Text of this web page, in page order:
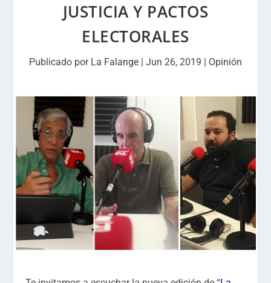
JUSTICIA Y PACTOS
ELECTORALES
Publicado por La Falange | Jun 26, 2019 | Opinión